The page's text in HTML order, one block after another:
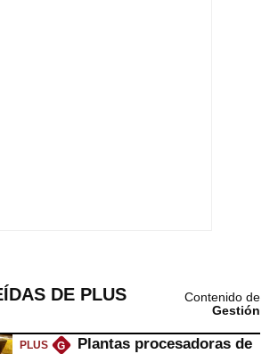
DE PLUS
Contenido de
Gestión
PLUS G
Plantas procesadoras de